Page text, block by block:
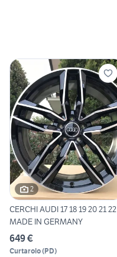
2
CERCHI AUDI 17 18 19 20 21 22
MADE IN GERMANY
649 €
Curtarolo(PD)